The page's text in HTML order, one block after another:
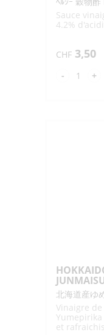
Sauce
4.2%
CHF 3,50
-
quantité
+
北海道産ゆ
Vinaigre
et